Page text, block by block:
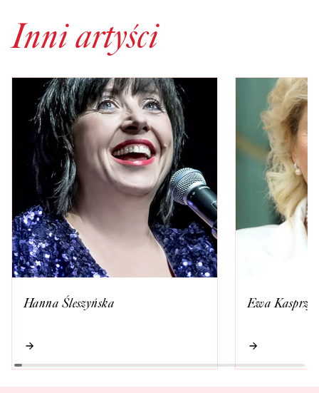
Inni artyści
Hanna Śleszyńska Ewa